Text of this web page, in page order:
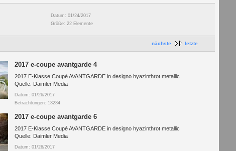
Datum: 01/24/2017
Größe: 22 Elemente
nächste letzte
2017 e-coupe avantgarde 4
2017 E-Klasse Coupé AVANTGARDE in designo hyazinthrot metallic
Quelle: Daimler Media
Datum: 01/26/2017
Betrachtungen: 13234
2017 e-coupe avantgarde 6
2017 E-Klasse Coupé AVANTGARDE in designo hyazinthrot metallic
Quelle: Daimler Media
Datum: 01/26/2017